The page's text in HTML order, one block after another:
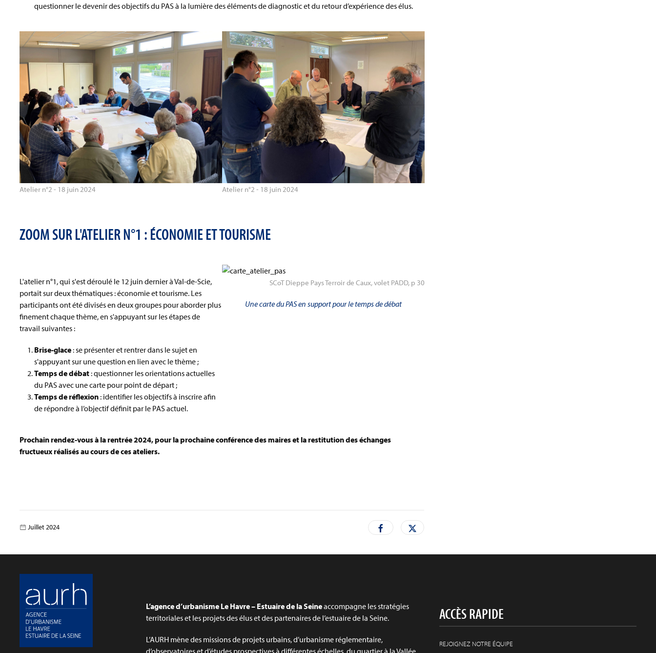
questionner le devenir des objectifs du PAS à la lumière des éléments de diagnostic et du retour d’expérience des élus.
Atelier n°2 - 18 juin 2024 Atelier n°2 - 18 juin 2024
ZOOM SUR L'ATELIER N°1 : ÉCONOMIE ET TOURISME
L'atelier n°1, qui s'est déroulé le 12 juin dernier à Val-de-Scie,
portait sur deux thématiques : économie et tourisme. Les
participants ont été divisés en deux groupes pour aborder plus
finement chaque thème, en s'appuyant sur les étapes de
travail suivantes :
Brise-glace : se présenter et rentrer dans le sujet en
s'appuyant sur une question en lien avec le thème ;
Temps de débat : questionner les orientations actuelles
du PAS avec une carte pour point de départ ;
Temps de réflexion : identifier les objectifs à inscrire afin
de répondre à l’objectif définit par le PAS actuel.
SCoT Dieppe Pays Terroir de Caux, volet PADD, p 30
Une carte du PAS en support pour le temps de débat
Prochain rendez-vous à la rentrée 2024, pour la prochaine conférence des maires et la restitution des échanges
fructueux réalisés au cours de ces ateliers.
Juillet 2024
L’agence d’urbanisme Le Havre – Estuaire de la Seineaccompagne les stratégies
territoriales et les projets des élus et des partenaires de l’estuaire de la Seine.
L’AURH mène des missions de projets urbains, d’urbanisme réglementaire,
d’observatoires et d’études prospectives à différentes échelles, du quartier à la Vallée
ACCÈS RAPIDE
REJOIGNEZ NOTRE ÉQUIPE